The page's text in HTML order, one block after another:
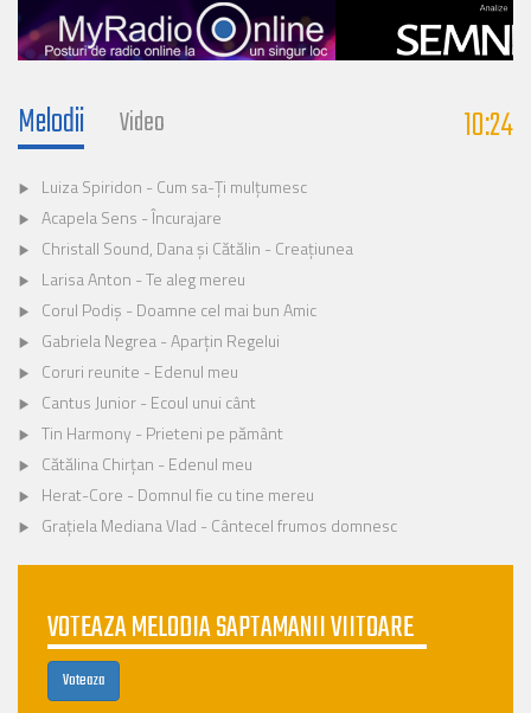
Melodii Video 10:24
Luiza Spiridon - Cum sa-Ți mulțumesc
Acapela Sens - Încurajare
Christall Sound, Dana și Cătălin - Creațiunea
Larisa Anton - Te aleg mereu
Corul Podiș - Doamne cel mai bun Amic
Gabriela Negrea - Aparțin Regelui
Coruri reunite - Edenul meu
Cantus Junior - Ecoul unui cânt
Tin Harmony - Prieteni pe pământ
Cătălina Chirțan - Edenul meu
Herat-Core - Domnul fie cu tine mereu
Grațiela Mediana Vlad - Cântecel frumos domnesc
VOTEAZA MELODIA SAPTAMANII VIITOARE
Voteaza